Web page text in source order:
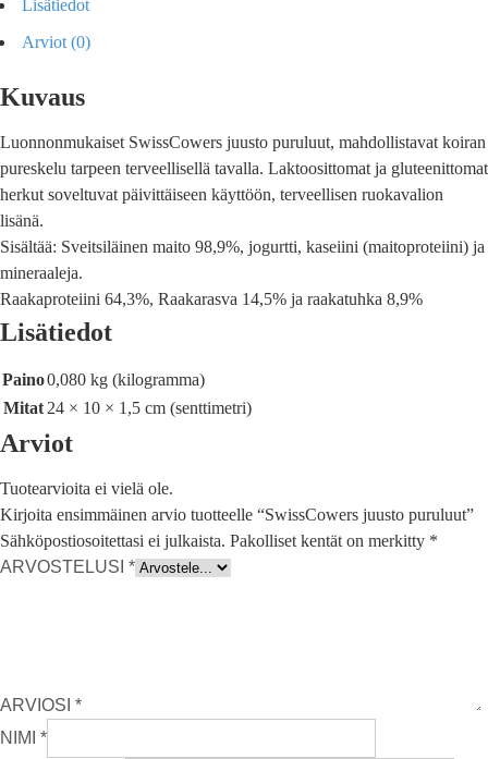
Lisätiedot
Arviot (0)
Kuvaus
Luonnonmukaiset SwissCowers juusto puruluut, mahdollistavat koiran
pureskelu tarpeen terveellisellä tavalla. Laktoosittomat ja gluteenittomat
herkut soveltuvat päivittäiseen käyttöön, terveellisen ruokavalion
lisänä.
Sisältää: Sveitsiläinen maito 98,9%, jogurtti, kaseiini (maitoproteiini) ja
mineraaleja.
Raakaproteiini 64,3%, Raakarasva 14,5% ja raakatuhka 8,9%
Lisätiedot
Paino0,080 kg (kilogramma)
Mitat 24 × 10 × 1,5 cm (senttimetri)
Arviot
Tuotearvioita ei vielä ole.
Kirjoita ensimmäinen arvio tuotteelle “SwissCowers juusto puruluut”
Sähköpostiosoitettasi ei julkaista. Pakolliset kentät on merkitty *
ARVOSTELUSI *
ARVIOSI *
NIMI *